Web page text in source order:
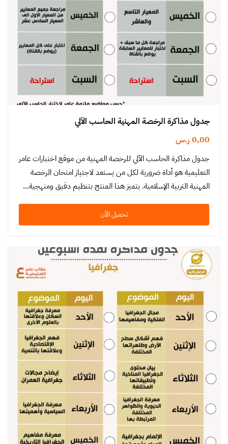
جدول مذاكرة الرخصة المهنية الحاسب الآلي
0,00 ر.س
جدول مذاكرة الحاسب الآلي للرخصة المهنية من موقع اختبارات عامر
التعليمية هو أداة ضرورية لكل من يستعد لاجتياز امتحان الرخصة
المهنية التربية الإسلامية. يتميز هذا المنتج بتنظيم دقيق ومنهجية…
تحميل الآن